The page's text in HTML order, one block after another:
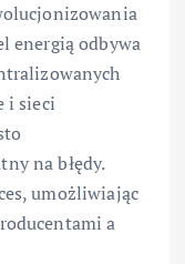
energią odbywa
i sieci
na błędy.
umożliwiając
a